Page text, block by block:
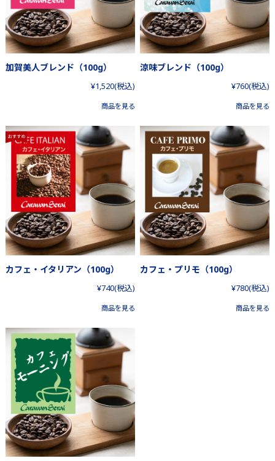
加賀美人ブレンド（100g）
¥1,520(税込)
商品を見る
涼味ブレンド（100g）
¥760(税込)
商品を見る
カフェ・イタリアン（100g）
¥740(税込)
商品を見る
カフェ・プリモ（100g）
¥780(税込)
商品を見る